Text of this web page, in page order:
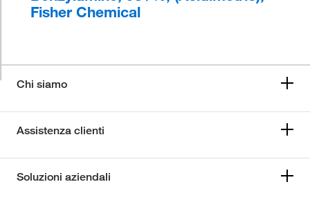
Fisher Chemical
Chi siamo
Assistenza clienti
Soluzioni aziendali